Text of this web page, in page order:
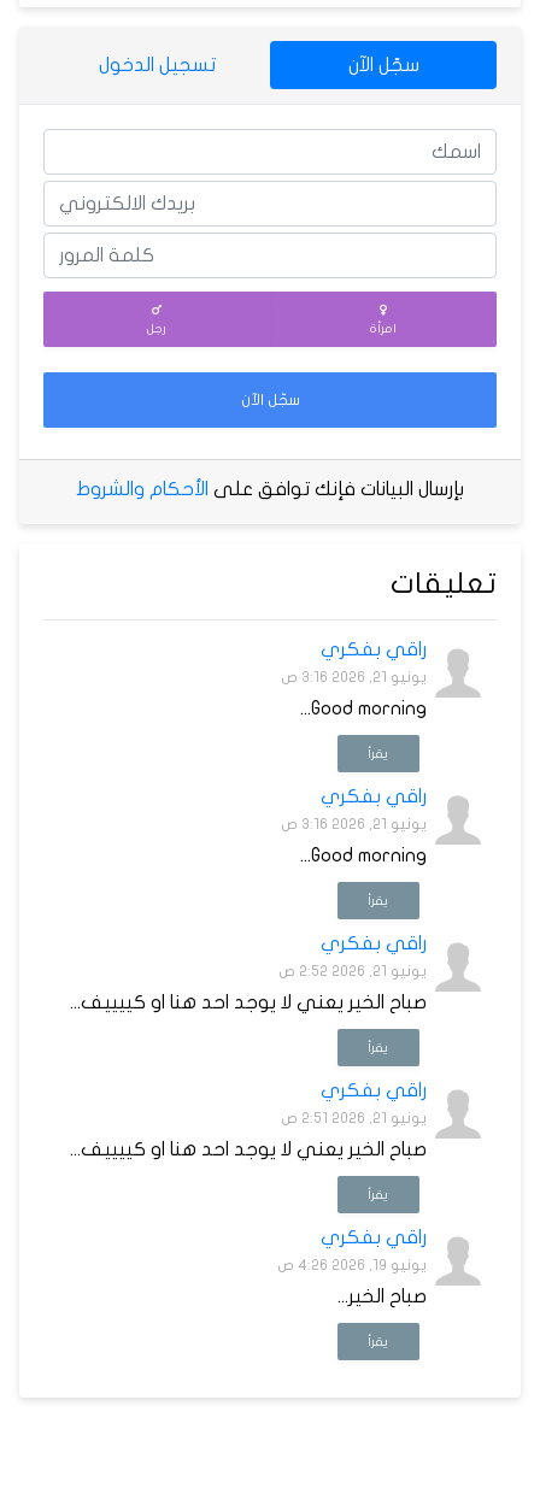
سجّل الآن تسجيل الدخول
امرأة رجل
سجّل الآن
بإرسال البيانات فإنك توافق على الأحكام والشروط
تعليقات
راقي بفكري
يونيو 21, 2026 3:16 ص
Good morning...
يقرأ
راقي بفكري
يونيو 21, 2026 3:16 ص
Good morning...
يقرأ
راقي بفكري
يونيو 21, 2026 2:52 ص
صباح الخير يعني لا يوجد احد هنا او كييييف...
يقرأ
راقي بفكري
يونيو 21, 2026 2:51 ص
صباح الخير يعني لا يوجد احد هنا او كييييف...
يقرأ
راقي بفكري
يونيو 19, 2026 4:26 ص
صباح الخير...
يقرأ